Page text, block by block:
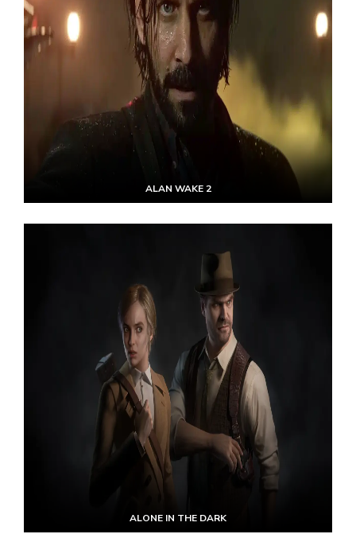
ALAN WAKE 2
ALONE IN THE DARK